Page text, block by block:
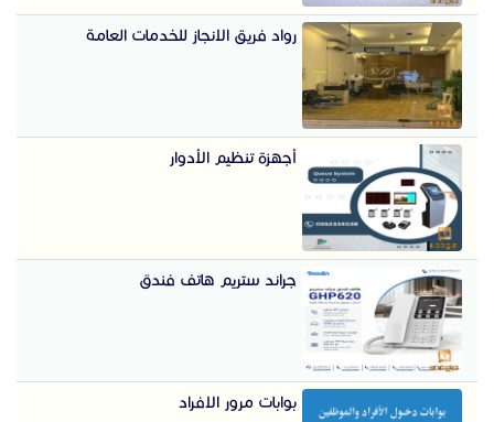
رواد فريق الانجاز للخدمات العامة
أجهزة تنظيم الأدوار
جراند ستريم هاتف فندق
بوابات مرور الافراد